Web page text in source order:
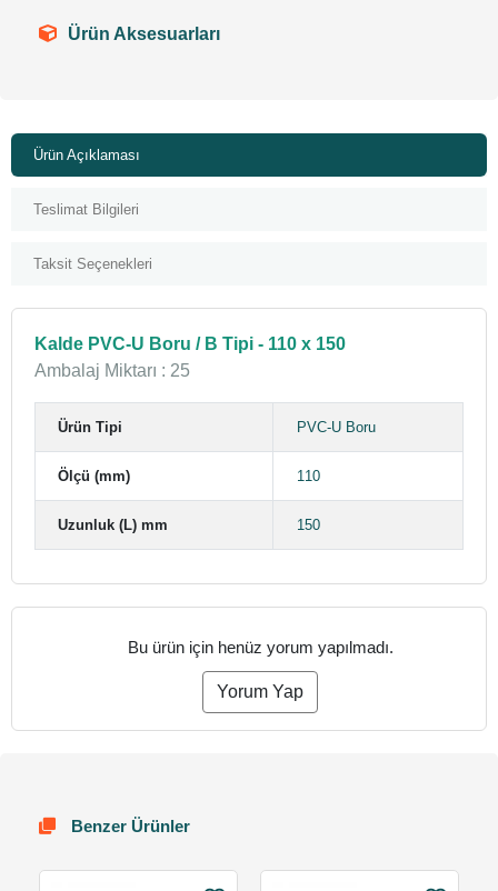
Ürün Aksesuarları
Ürün Açıklaması
Teslimat Bilgileri
Taksit Seçenekleri
Kalde PVC-U Boru / B Tipi - 110 x 150
Ambalaj Miktarı : 25
Ürün Tipi PVC-U Boru
Ölçü (mm) 110
Uzunluk (L) mm 150
Bu ürün için henüz yorum yapılmadı.
Yorum Yap
Benzer Ürünler